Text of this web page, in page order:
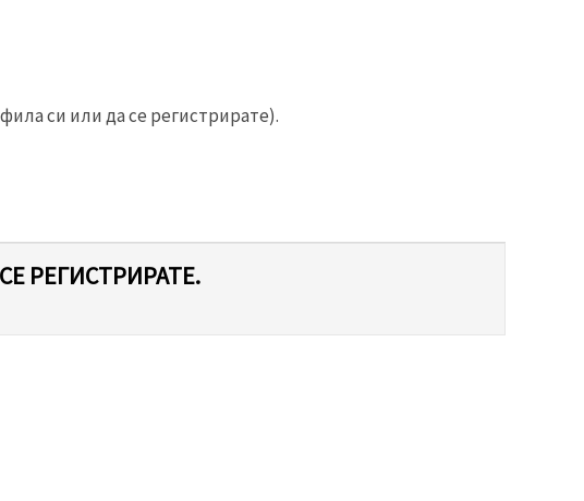
си или да се регистрирате).
РЕГИСТРИРАТЕ.